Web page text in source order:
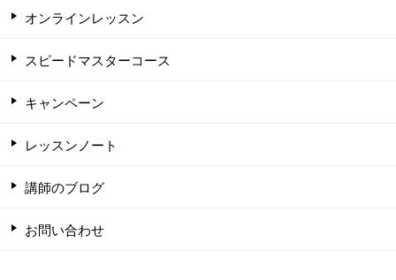
オンラインレッスン
スピードマスターコース
キャンペーン
レッスンノート
講師のブログ
お問い合わせ